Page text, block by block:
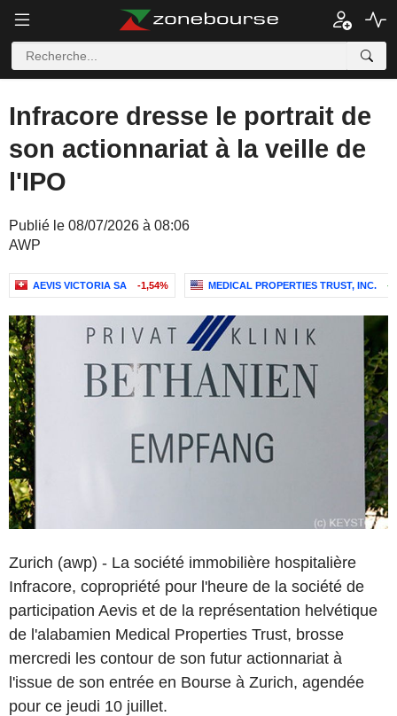
Infracore dresse le portrait de
son actionnariat à la veille de
l'IPO
Publié le 08/07/2026 à 08:06
AWP
AEVIS VICTORIA SA -1,54% MEDICAL PROPERTIES TRUST, INC.
Zurich (awp) - La société immobilière hospitalière
Infracore, copropriété pour l'heure de la société de
participation Aevis et de la représentation helvétique
de l'alabamien Medical Properties Trust, brosse
mercredi les contour de son futur actionnariat à
l'issue de son entrée en Bourse à Zurich, agendée
pour ce jeudi 10 juillet.